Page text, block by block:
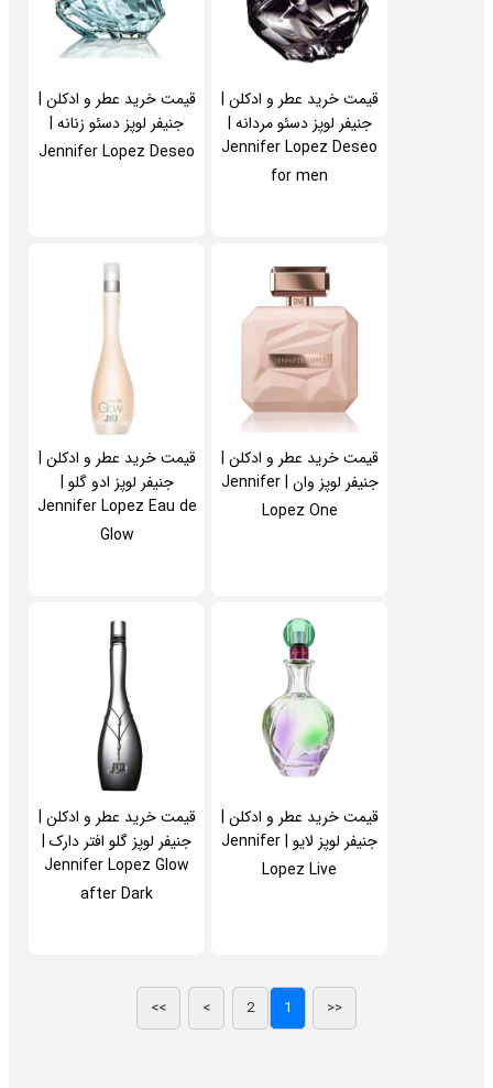
قیمت خرید عطر و ادکلن |
جنیفر لوپز دسئو زنانه |
Jennifer Lopez Deseo
قیمت خرید عطر و ادکلن |
جنیفر لوپز دسئو مردانه |
Jennifer Lopez Deseo
for men
قیمت خرید عطر و ادکلن |
جنیفر لوپز ادو گلو |
Jennifer Lopez Eau de
Glow
قیمت خرید عطر و ادکلن |
جنیفر لوپز وان | Jennifer
Lopez One
قیمت خرید عطر و ادکلن |
جنیفر لوپز گلو افتر دارک |
Jennifer Lopez Glow
after Dark
قیمت خرید عطر و ادکلن |
جنیفر لوپز لایو | Jennifer
Lopez Live